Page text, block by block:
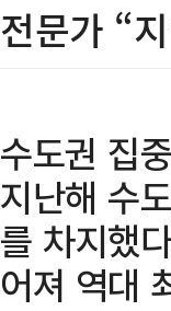
전문가 “
수도권 집
지난해 수
를 차지했
어져 역대